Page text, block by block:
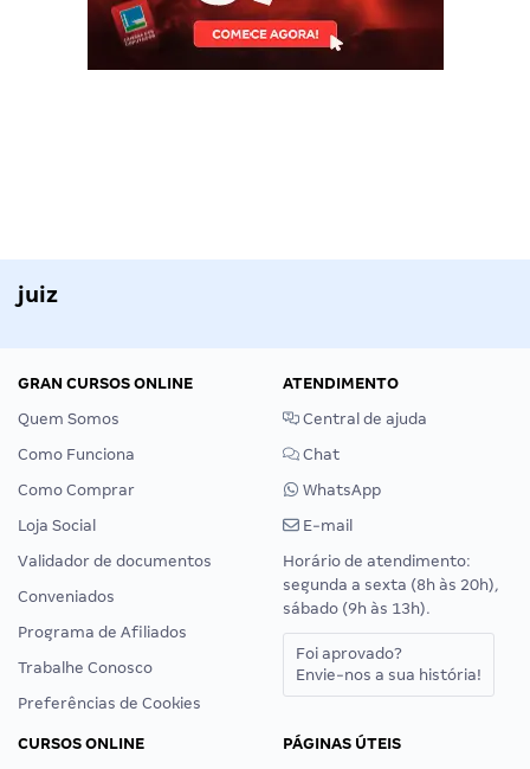
juiz
GRAN CURSOS ONLINE
Quem Somos
Como Funciona
Como Comprar
Loja Social
Validador de documentos
Conveniados
Programa de Afiliados
Trabalhe Conosco
Preferências de Cookies
ATENDIMENTO
Central de ajuda
Chat
WhatsApp
E-mail
Horário de atendimento:
segunda a sexta (8h às 20h),
sábado (9h às 13h).
Foi aprovado?
Envie-nos a sua história!
CURSOS ONLINE
PÁGINAS ÚTEIS